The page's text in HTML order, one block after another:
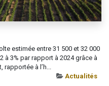
estimée entre 31 500 et 32 000
à 3% par rapport à 2024 grâce à
rapportée à l’h...
Actualités